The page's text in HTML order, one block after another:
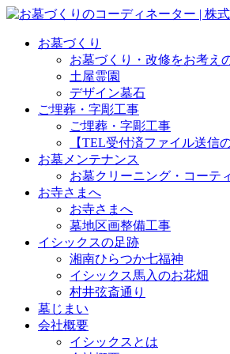
お墓づくり
お墓づくり・改修をお考え
土屋霊園
デザイン墓石
ご埋葬・字彫工事
ご埋葬・字彫工事
【TEL受付済ファイル送信
お墓メンテナンス
お墓クリーニング・コーテ
お寺さまへ
お寺さまへ
墓地区画整備工事
イシックスの足跡
湘南ひらつか七福神
イシックス馬入のお花畑
村井弦斎通り
墓じまい
会社概要
イシックスとは